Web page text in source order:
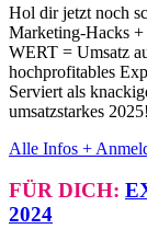
Hol dir jetzt noch
Marketing-Hacks
WERT = Umsatz
hochprofitables
Serviert als
umsatzstarkes 2025!
Alle Infos +
FÜR DICH:
2024